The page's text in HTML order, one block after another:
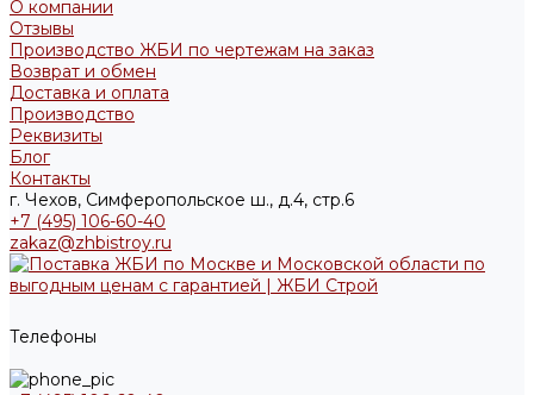
О компании
Отзывы
Производство ЖБИ по чертежам на заказ
Возврат и обмен
Доставка и оплата
Производство
Реквизиты
Блог
Контакты
г. Чехов, Симферопольское ш., д.4, стр.6
+7 (495) 106-60-40
zakaz@zhbistroy.ru
Телефоны